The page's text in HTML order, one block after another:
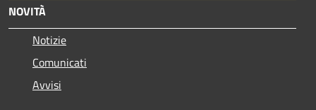
NOVITÀ
Notizie
Comunicati
Avvisi